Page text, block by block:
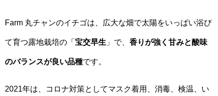
Farm 丸チャンのイチゴは、広大な畑で太陽をいっぱい浴び
て育つ露地栽培の「 宝交早生 」で、 香りが強く甘みと酸味
のバランスが良い品種です。
2021年は、コロナ対策としてマスク着用、消毒、検温、い